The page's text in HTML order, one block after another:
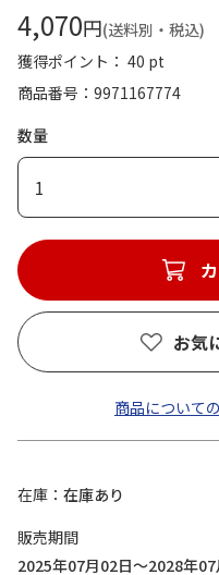
4,070円(送料別・税込)
獲得ポイント： 40 pt
商品番号
9971167774
数量
1
お気
商品について
在庫
在庫あり
販売期間
2025年07月02日～2028年07